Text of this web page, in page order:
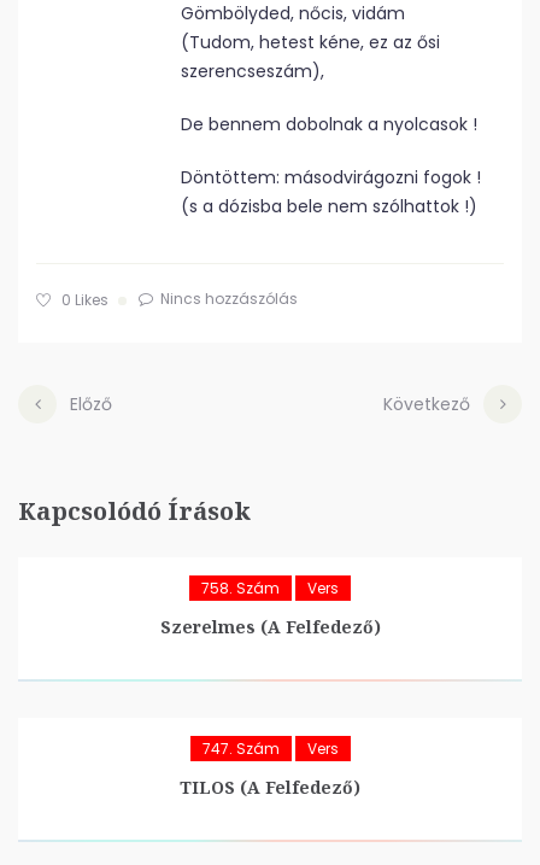
Gömbölyded, nőcis, vidám
(Tudom, hetest kéne, ez az ősi
szerencseszám),
De bennem dobolnak a nyolcasok !
Döntöttem: másodvirágozni fogok !
(s a dózisba bele nem szólhattok !)
0 Likes Nincs hozzászólás
Előző Következő
Kapcsolódó Írások
758. Szám Vers
Szerelmes (A Felfedező)
747. Szám Vers
TILOS (A Felfedező)